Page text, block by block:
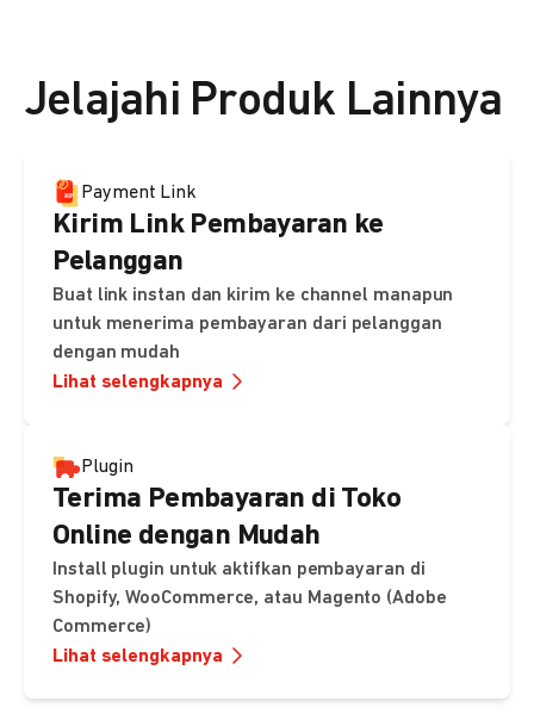
Jelajahi Produk Lainnya
Payment Link
Kirim Link Pembayaran ke
Pelanggan
Buat link instan dan kirim ke channel manapun
untuk menerima pembayaran dari pelanggan
dengan mudah
Lihat selengkapnya
Plugin
Terima Pembayaran di Toko
Online dengan Mudah
Install plugin untuk aktifkan pembayaran di
Shopify, WooCommerce, atau Magento (Adobe
Commerce)
Lihat selengkapnya